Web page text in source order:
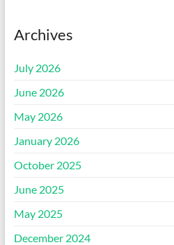
Archives
July 2026
June 2026
May 2026
January 2026
October 2025
June 2025
May 2025
December 2024